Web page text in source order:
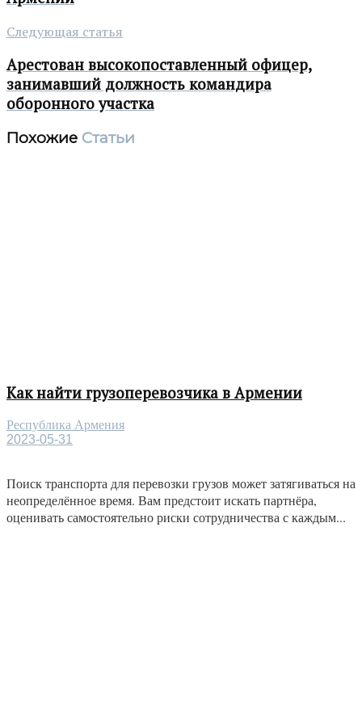
Следующая статья
Арестован высокопоставленный офицер,
занимавший должность командира
оборонного участка
Похожие Статьи
Как найти грузоперевозчика в Армении
Республика Армения
2023-05-31
Поиск транспорта для перевозки грузов может затягиваться на
неопределённое время. Вам предстоит искать партнёра,
оценивать самостоятельно риски сотрудничества с каждым...